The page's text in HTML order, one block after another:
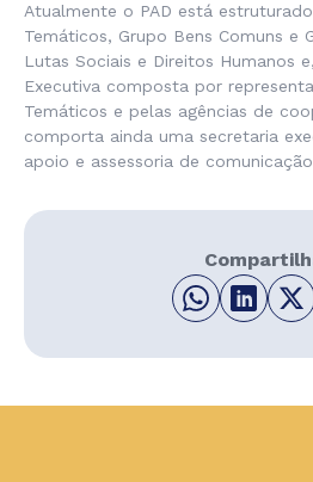
Atualmente o PAD está
Temáticos, Grupo Bens Comuns e
Lutas Sociais e Direitos Humanos
Executiva composta por
Temáticos e pelas agências de
comporta ainda uma secretaria
apoio e assessoria de